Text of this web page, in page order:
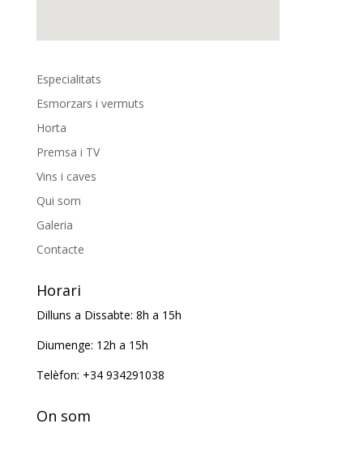
Especialitats
Esmorzars i vermuts
Horta
Premsa i TV
Vins i caves
Qui som
Galeria
Contacte
Horari
Dilluns a Dissabte: 8h a 15h
Diumenge: 12h a 15h
Telèfon: +34 934291038
On som